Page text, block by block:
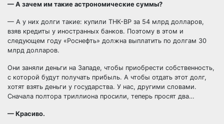
— А зачем им такие астрономические суммы?
— А у них долги такие: купили ТНК-BP за 54 млрд долларов,
взяв кредиты у иностранных банков. Поэтому в этом и
следующем году «Роснефть» должна выплатить по долгам 30
млрд долларов.
Они заняли деньги на Западе, чтобы приобрести собственность,
с которой будут получать прибыль. А чтобы отдать этот долг,
хотят взять деньги у государства. У нас, другими словами.
Сначала полтора триллиона просили, теперь просят два…
— Красиво.